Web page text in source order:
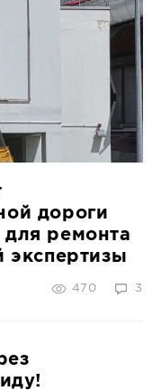
дороги
ремонта
экспертизы
470 3